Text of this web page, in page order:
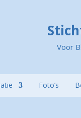
Voor
Foto’s